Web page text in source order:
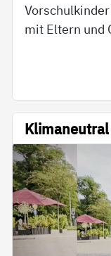
mit Eltern und